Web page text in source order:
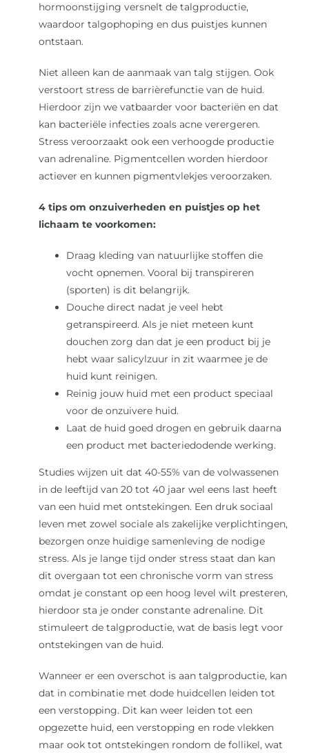
hormoonstijging versnelt de talgproductie,
waardoor talgophoping en dus puistjes kunnen
ontstaan.
Niet alleen kan de aanmaak van talg stijgen. Ook
verstoort stress de barrièrefunctie van de huid.
Hierdoor zijn we vatbaarder voor bacteriën en dat
kan bacteriële infecties zoals acne verergeren.
Stress veroorzaakt ook een verhoogde productie
van adrenaline. Pigmentcellen worden hierdoor
actiever en kunnen pigmentvlekjes veroorzaken.
4 tips om onzuiverheden en puistjes op het
lichaam te voorkomen:
Draag kleding van natuurlijke stoffen die
vocht opnemen. Vooral bij transpireren
(sporten) is dit belangrijk.
Douche direct nadat je veel hebt
getranspireerd. Als je niet meteen kunt
douchen zorg dan dat je een product bij je
hebt waar salicylzuur in zit waarmee je de
huid kunt reinigen.
Reinig jouw huid met een product speciaal
voor de onzuivere huid.
Laat de huid goed drogen en gebruik daarna
een product met bacteriedodende werking.
Studies wijzen uit dat 40-55% van de volwassenen
in de leeftijd van 20 tot 40 jaar wel eens last heeft
van een huid met ontstekingen. Een druk sociaal
leven met zowel sociale als zakelijke verplichtingen,
bezorgen onze huidige samenleving de nodige
stress. Als je lange tijd onder stress staat dan kan
dit overgaan tot een chronische vorm van stress
omdat je constant op een hoog level wilt presteren,
hierdoor sta je onder constante adrenaline. Dit
stimuleert de talgproductie, wat de basis legt voor
ontstekingen van de huid.
Wanneer er een overschot is aan talgproductie, kan
dat in combinatie met dode huidcellen leiden tot
een verstopping. Dit kan weer leiden tot een
opgezette huid, een verstopping en rode vlekken
maar ook tot ontstekingen rondom de follikel, wat